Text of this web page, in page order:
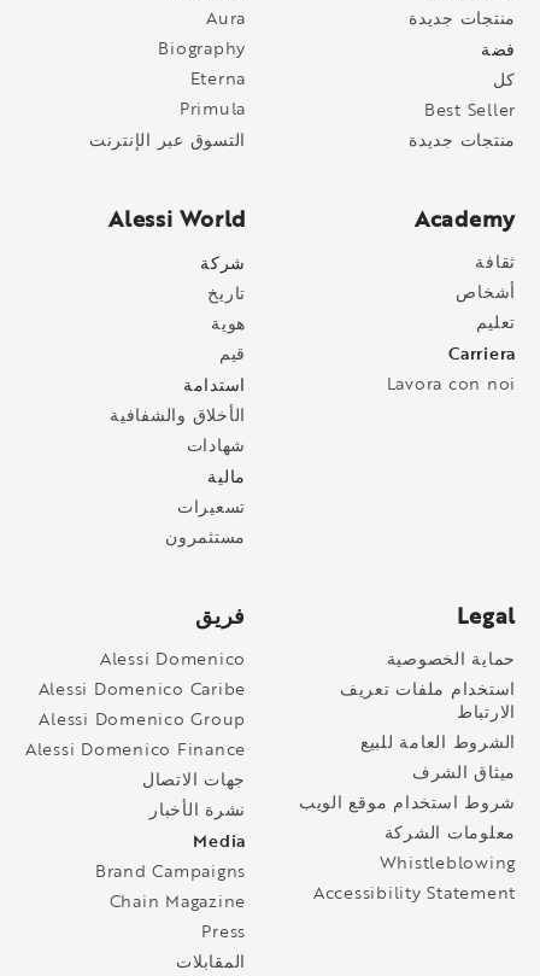
Aura
Biography
Eterna
Primula
التسوق عبر الإنترنت
منتجات جديدة
فضة
كل
Best Seller
منتجات جديدة
Alessi World
شركة
تاريخ
هوية
قيم
استدامة
الأخلاق والشفافية
شهادات
مالية
تسعيرات
مستثمرون
Academy
ثقافة
أشخاص
تعليم
Carriera
Lavora con noi
فريق
Alessi Domenico
Alessi Domenico Caribe
Alessi Domenico Group
Alessi Domenico Finance
جهات الاتصال
نشرة الأخبار
Media
Brand Campaigns
Chain Magazine
Press
المقابلات
Legal
حماية الخصوصية
استخدام ملفات تعريف
الارتباط
الشروط العامة للبيع
ميثاق الشرف
شروط استخدام موقع الويب
معلومات الشركة
Whistleblowing
Accessibility Statement